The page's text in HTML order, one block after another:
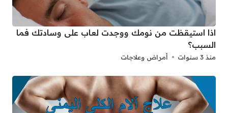
اذا استيقظت من نومك ووجدت لعاب على وسادتك فما
السبب؟
منذ 3 سنوات أمراض وعلاجات